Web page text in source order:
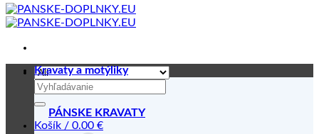
Hľadať:
Košík / 0.00 €
Kravaty a motýliky
PÁNSKE KRAVATY